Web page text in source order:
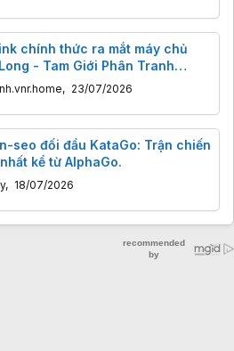
chính thức ra mắt máy chủ
- Tam Giới Phân Tranh
, 23/07/2026
seo đối đầu KataGo: Trận chiến
kể từ AlphaGo.
, 18/07/2026